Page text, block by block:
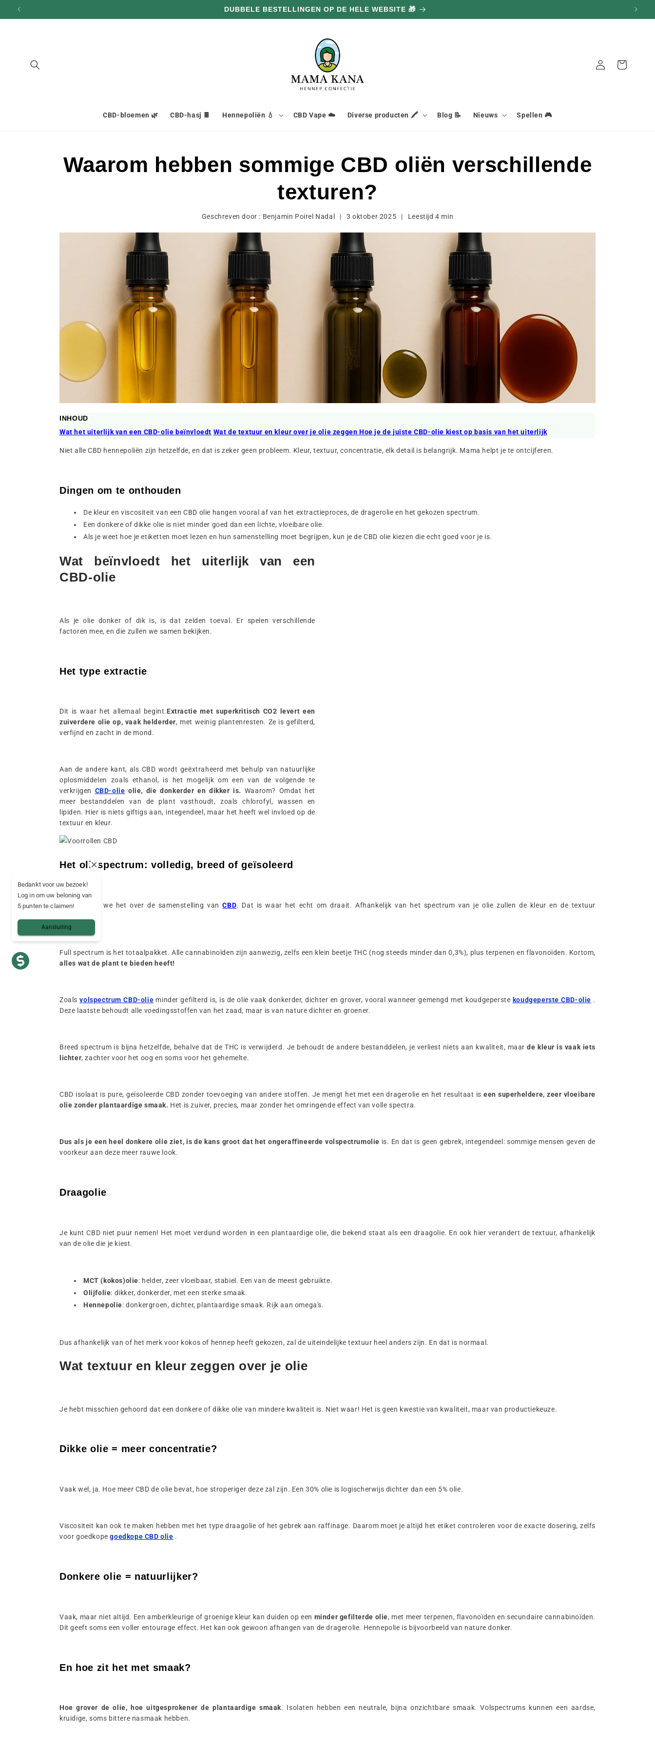
doorgaan
naar
DUBBELE BESTELLINGEN OP DE HELE WEBSITE 🎁
CBD-bloemen 🌿 CBD-hasj 🍫 Hennepoliën 💧 CBD Vape ☁️ Diverse producten 🖍️ Blog 📝 Nieuws Spellen 🎮
AansluitingMand
Waarom hebben sommige CBD oliën verschillende
texturen?
Geschreven door : Benjamin Poirel Nadal | 3 oktober 2025 | Leestijd4 min
INHOUD
Wat het uiterlijk van een CBD-olie beïnvloedt Wat de textuur en kleur over je olie zeggenHoe je de juiste CBD-olie kiest op basis van het uiterlijk
Niet alle CBD hennepoliën zijn hetzelfde, en dat is zeker geen probleem. Kleur, textuur, concentratie, elk detail is belangrijk. Mama helpt je te ontcijferen.
Dingen om te onthouden
De kleur en viscositeit van een CBD olie hangen vooral af van het extractieproces, de dragerolie en het gekozen spectrum.
Een donkere of dikke olie is niet minder goed dan een lichte, vloeibare olie.
Als je weet hoe je etiketten moet lezen en hun samenstelling moet begrijpen, kun je de CBD olie kiezen die echt goed voor je is.
Wat beïnvloedt het uiterlijk van een
CBD-olie
Als je olie donker of dik is, is dat zelden toeval. Er spelen verschillende
factoren mee, en die zullen we samen bekijken.
Het type extractie
Dit is waar het allemaal begint.Extractie met superkritisch CO2 levert een
zuiverdere olie op, vaak helderder, met weinig plantenresten. Ze is gefilterd,
verfijnd en zacht in de mond.
Aan de andere kant, als CBD wordt geëxtraheerd met behulp van natuurlijke
oplosmiddelen zoals ethanol, is het mogelijk om een van de volgende te
verkrijgen CBD-olie olie, die donkerder en dikker is. Waarom? Omdat het
meer bestanddelen van de plant vasthoudt, zoals chlorofyl, wassen en
lipiden. Hier is niets giftigs aan, integendeel, maar het heeft wel invloed op de
textuur en kleur.
Het oliespectrum: volledig, breed of geïsoleerd
Hier hebben we het over de samenstelling vanCBD. Dat is waar het echt om draait. Afhankelijk van het spectrum van je olie zullen de kleur en de textuur
Full spectrum is het totaalpakket. Alle cannabinoïden zijn aanwezig, zelfs een klein beetje THC (nog steeds minder dan 0,3%), plus terpenen en flavonoïden. Kortom,
alles wat de plant te bieden heeft!
Zoalsvolspectrum CBD-olie minder gefilterd is, is de olie vaak donkerder, dichter en grover, vooral wanneer gemengd met koudgeperste koudgeperste CBD-olie .
Deze laatste behoudt alle voedingsstoffen van het zaad, maar is van nature dichter en groener.
Breed spectrum is bijna hetzelfde, behalve dat de THC is verwijderd. Je behoudt de andere bestanddelen, je verliest niets aan kwaliteit, maarde kleur is vaak iets
lichter, zachter voor het oog en soms voor het gehemelte.
CBD isolaat is pure, geïsoleerde CBD zonder toevoeging van andere stoffen. Je mengt het met een dragerolie en het resultaat is een superheldere, zeer vloeibare
olie zonder plantaardige smaak. Het is zuiver, precies, maar zonder het omringende effect van volle spectra.
Dus als je een heel donkere olie ziet, is de kans groot dat het ongeraffineerde volspectrumolie is. En dat is geen gebrek, integendeel: sommige mensen geven de
voorkeur aan deze meer rauwe look.
Draagolie
Je kunt CBD niet puur nemen! Het moet verdund worden in een plantaardige olie, die bekend staat als een draagolie. En ook hier verandert de textuur, afhankelijk
van de olie die je kiest.
MCT (kokos)olie: helder, zeer vloeibaar, stabiel. Een van de meest gebruikte.
Olijfolie: dikker, donkerder, met een sterke smaak.
Hennepolie: donkergroen, dichter, plantaardige smaak. Rijk aan omega's.
Dus afhankelijk van of het merk voor kokos of hennep heeft gekozen, zal de uiteindelijke textuur heel anders zijn. En dat is normaal.
Wat textuur en kleur zeggen over je olie
Je hebt misschien gehoord dat een donkere of dikke olie van mindere kwaliteit is. Niet waar! Het is geen kwestie van kwaliteit, maar van productiekeuze.
Dikke olie = meer concentratie?
Vaak wel, ja. Hoe meer CBD de olie bevat, hoe stroperiger deze zal zijn. Een 30% olie is logischerwijs dichter dan een 5% olie.
Viscositeit kan ook te maken hebben met het type draagolie of het gebrek aan raffinage. Daarom moet je altijd het etiket controleren voor de exacte dosering, zelfs
voor goedkopegoedkope CBD olie .
Donkere olie = natuurlijker?
Vaak, maar niet altijd. Een amberkleurige of groenige kleur kan duiden op een minder gefilterde olie, met meer terpenen, flavonoïden en secundaire cannabinoïden.
Dit geeft soms een voller entourage effect. Het kan ook gewoon afhangen van de dragerolie. Hennepolie is bijvoorbeeld van nature donker.
En hoe zit het met smaak?
Hoe grover de olie, hoe uitgesprokener de plantaardige smaak. Isolaten hebben een neutrale, bijna onzichtbare smaak. Volspectrums kunnen een aardse,
kruidige, soms bittere nasmaak hebben.
Bedankt voor uw bezoek!
Log in om uw beloning van
5 punten te claimen!
Aansluiting